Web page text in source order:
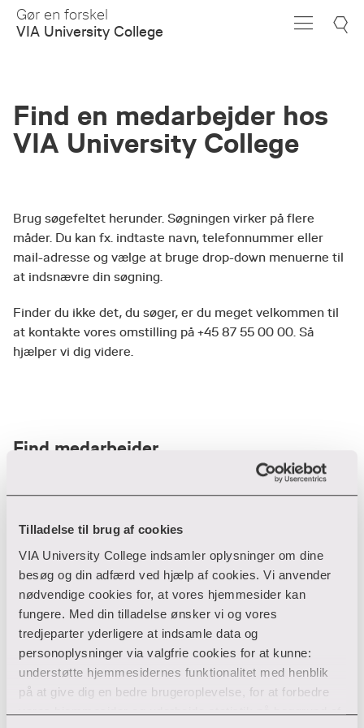
Tilladelse til brug af cookies
VIA University College indsamler oplysninger om dine
besøg og din adfærd ved hjælp af cookies. Vi anvender
nødvendige cookies for, at vores hjemmesider kan
fungere. Med din tilladelse ønsker vi og vores
tredjeparter yderligere at indsamle data og
personoplysninger via valgfrie cookies for at kunne:
understøtte hjemmesidernes funktionalitet med henblik
på at give dig en bedre brugeroplevelse, for at forbedre
vores hjemmesider og udarbejde statistik på baggrund af
Skip
Main
Gør en forskel
VIA University College
Find en medarbejder hos
VIA University College
Brug søgefeltet herunder. Søgningen virker på flere
måder. Du kan fx. indtaste navn, telefonnummer eller
mail-adresse og vælge at bruge drop-down menuerne til
at indsnævre din søgning.
Finder du ikke det, du søger, er du meget velkommen til
at kontakte vores omstilling på +45 87 55 00 00. Så
hjælper vi dig videre.
Find medarbejder
Filter
Ryd filtre
Din søgning gav desværre ikke noget resultat
Giv ikke op endnu!